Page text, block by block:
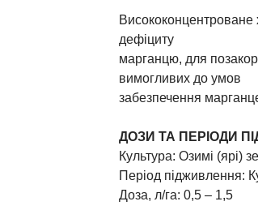
дефіциту
марганцю, для
вимогливих до умов
забезпечення
ДОЗИ ТА ПЕРІОДИ
Культура: Озимі (ярі)
Період підживлення:
Доза, л/га: 0,5 – 1,5